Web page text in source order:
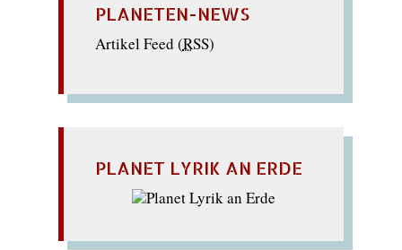
PLANETEN-NEWS
Artikel Feed (RSS)
PLANET LYRIK AN ERDE